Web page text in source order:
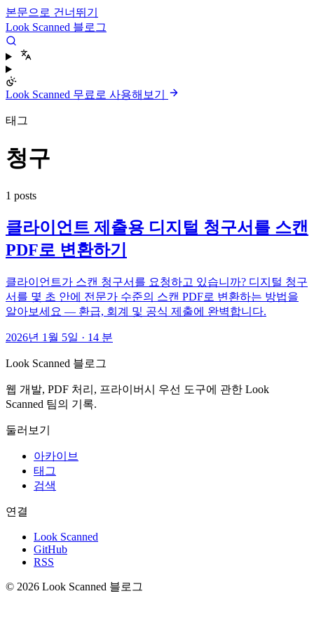
본문으로 건너뛰기
Look Scanned 블로그
Look Scanned 무료로 사용해보기
태그
청구
1 posts
클라이언트 제출용 디지털 청구서를 스캔
PDF로 변환하기
클라이언트가 스캔 청구서를 요청하고 있습니까? 디지털 청구
서를 몇 초 안에 전문가 수준의 스캔 PDF로 변환하는 방법을
알아보세요 — 환급, 회계 및 공식 제출에 완벽합니다.
2026년 1월 5일 · 14 분
Look Scanned 블로그
웹 개발, PDF 처리, 프라이버시 우선 도구에 관한 Look
Scanned 팀의 기록.
둘러보기
아카이브
태그
검색
연결
Look Scanned
GitHub
RSS
© 2026 Look Scanned 블로그